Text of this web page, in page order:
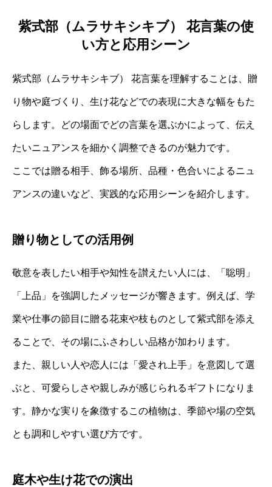
紫式部（ムラサキシキブ） 花言葉の使
い方と応用シーン
紫式部（ムラサキシキブ） 花言葉を理解することは、贈
り物や庭づくり、生け花などでの表現に大きな幅をもた
らします。どの場面でどの言葉を選ぶかによって、伝え
たいニュアンスを細かく調整できるのが魅力です。
ここでは贈る相手、飾る場所、品種・色合いによるニュ
アンスの違いなど、実践的な応用シーンを紹介します。
贈り物としての活用例
敬意を表したい相手や知性を讃えたい人には、「聡明」
「上品」を強調したメッセージが響きます。例えば、学
業や仕事の節目に贈る花束や枝ものとして紫式部を添え
ることで、その場にふさわしい品格が加わります。
また、親しい人や恋人には「愛され上手」を意図して選
ぶと、可愛らしさや親しみが感じられるギフトになりま
す。静かな実りを象徴するこの植物は、季節や場の空気
とも調和しやすい選び方です。
庭木や生け花での演出